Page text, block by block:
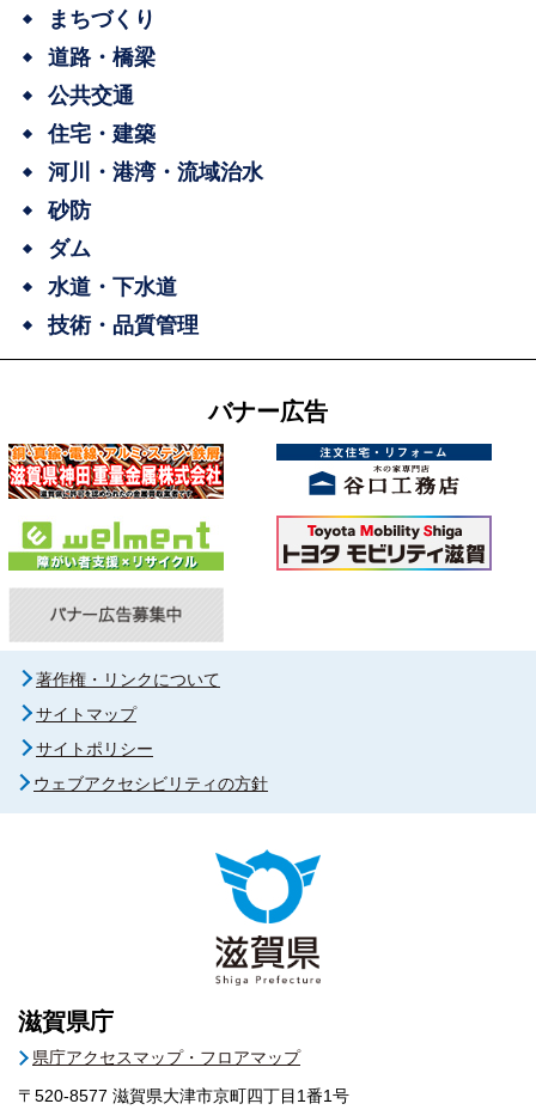
まちづくり
道路・橋梁
公共交通
住宅・建築
河川・港湾・流域治水
砂防
ダム
水道・下水道
技術・品質管理
バナー広告
著作権・リンクについて
サイトマップ
サイトポリシー
ウェブアクセシビリティの方針
滋賀県庁
県庁アクセスマップ・フロアマップ
〒520-8577 滋賀県大津市京町四丁目1番1号